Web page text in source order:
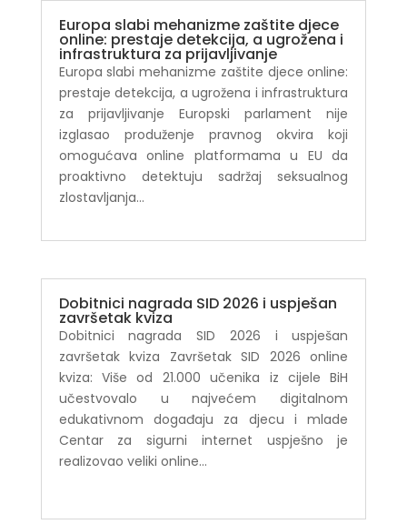
Europa slabi mehanizme zaštite djece
online: prestaje detekcija, a ugrožena i
infrastruktura za prijavljivanje
Europa slabi mehanizme zaštite djece online:
prestaje detekcija, a ugrožena i infrastruktura
za prijavljivanje Europski parlament nije
izglasao produženje pravnog okvira koji
omogućava online platformama u EU da
proaktivno detektuju sadržaj seksualnog
zlostavljanja...
Dobitnici nagrada SID 2026 i uspješan
završetak kviza
Dobitnici nagrada SID 2026 i uspješan
završetak kviza Završetak SID 2026 online
kviza: Više od 21.000 učenika iz cijele BiH
učestvovalo u najvećem digitalnom
edukativnom događaju za djecu i mlade
Centar za sigurni internet uspješno je
realizovao veliki online...